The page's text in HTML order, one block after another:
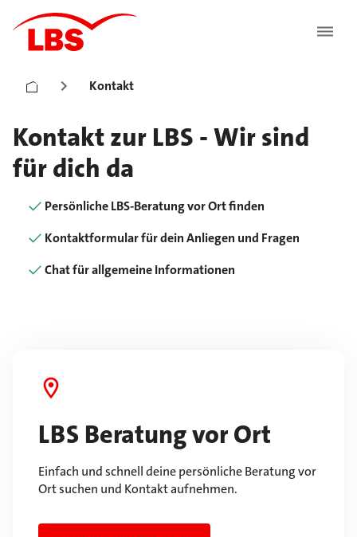
Kontakt
Kontakt zur LBS - Wir sind
für dich da
Persönliche LBS-Beratung vor Ort finden
Kontaktformular für dein Anliegen und Fragen
Chat für allgemeine Informationen
LBS Beratung vor Ort
Einfach und schnell deine persönliche Beratung vor
Ort suchen und Kontakt aufnehmen.